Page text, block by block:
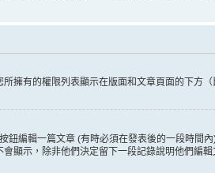
擁有的權限列表顯示在版面和文章頁面的下方（
鈕編輯一篇文章 (有時必須在發表後的一段時間
顯示，除非他們決定留下一段記錄說明他們編